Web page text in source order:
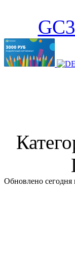
Обновлено сегодня